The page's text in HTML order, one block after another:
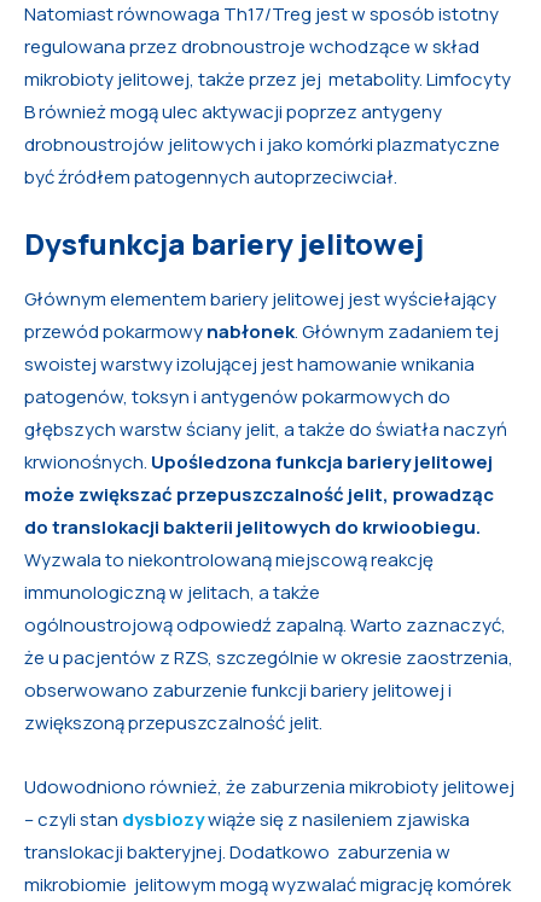
Natomiast równowaga Th17/Treg jest w sposób istotny
regulowana przez drobnoustroje wchodzące w skład
mikrobioty jelitowej, także przez jej metabolity. Limfocyty
B również mogą ulec aktywacji poprzez antygeny
drobnoustrojów jelitowych i jako komórki plazmatyczne
być źródłem patogennych autoprzeciwciał.
Dysfunkcja bariery jelitowej
Głównym elementem bariery jelitowej jest wyściełający
przewód pokarmowynabłonek. Głównym zadaniem tej
swoistej warstwy izolującej jest hamowanie wnikania
patogenów, toksyn i antygenów pokarmowych do
głębszych warstw ściany jelit, a także do światła naczyń
krwionośnych. Upośledzona funkcja bariery jelitowej
może zwiększać przepuszczalność jelit, prowadząc
do translokacji bakterii jelitowych do krwioobiegu.
Wyzwala to niekontrolowaną miejscową reakcję
immunologiczną w jelitach, a także
ogólnoustrojową odpowiedź zapalną. Warto zaznaczyć,
że u pacjentów z RZS, szczególnie w okresie zaostrzenia,
obserwowano zaburzenie funkcji bariery jelitowej i
zwiększoną przepuszczalność jelit.
Udowodniono również, że zaburzenia mikrobioty jelitowej
– czyli stan dysbiozywiąże się z nasileniem zjawiska
translokacji bakteryjnej. Dodatkowo zaburzenia w
mikrobiomie jelitowym mogą wyzwalać migrację komórek